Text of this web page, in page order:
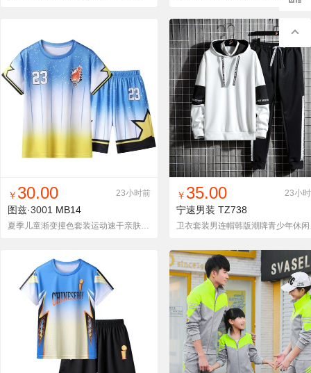
找同款 加入铺货单 收藏
￥ 30.00 23小时前
图兹·3001 MB14
夏季儿童渐变撞色套装运动速干亲肤舒适潮流短袖短裤套装
找同款 加入铺货单 收藏
￥ 35.00 23小
宁速男装 TZ738
卫衣